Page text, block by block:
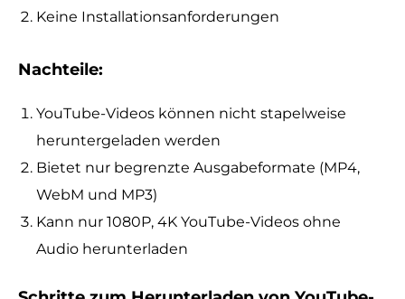
Keine Installationsanforderungen
Nachteile:
YouTube-Videos können nicht stapelweise
heruntergeladen werden
Bietet nur begrenzte Ausgabeformate (MP4,
WebM und MP3)
Kann nur 1080P, 4K YouTube-Videos ohne
Audio herunterladen